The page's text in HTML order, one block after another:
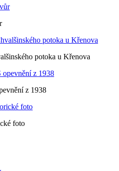
potoka u Křenova
z 1938
foto